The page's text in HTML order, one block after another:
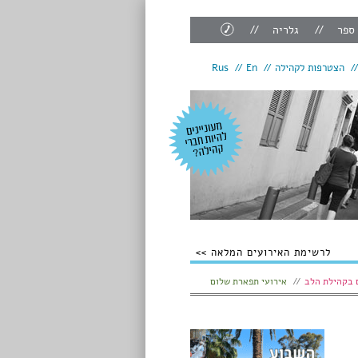
ספר גלריה
צור
קשר
הצטרפות לקהילה En
Rus
לרשימת האירועים המלאה
בקהילת הלב אירועי תפארת שלום